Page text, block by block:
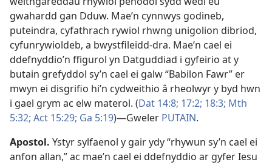
gwahardd gan Dduw. Mae’n cynnwys godineb,
puteindra, cyfathrach rywiol rhwng unigolion dibriod,
cyfunrywioldeb, a bwystfileidd-dra. Mae’n cael ei
ddefnyddio’n ffigurol yn Datguddiad i gyfeirio at y
butain grefyddol sy’n cael ei galw “Babilon Fawr” er
mwyn ei disgrifio hi’n cydweithio â rheolwyr y byd hwn
i gael grym ac elw materol. (Dat 14:8; 17:2; 18:3; Mth
5:32; Act 15:29; Ga 5:19)—Gweler PUTAIN.
Apostol. Ystyr sylfaenol y gair ydy “rhywun sy’n cael ei
anfon allan,” ac mae’n cael ei ddefnyddio ar gyfer Iesu